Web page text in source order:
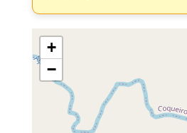
+
−